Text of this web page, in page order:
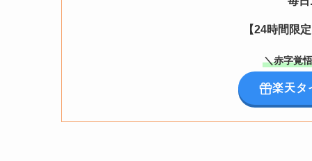
【24時間限
＼赤字覚
楽天タ